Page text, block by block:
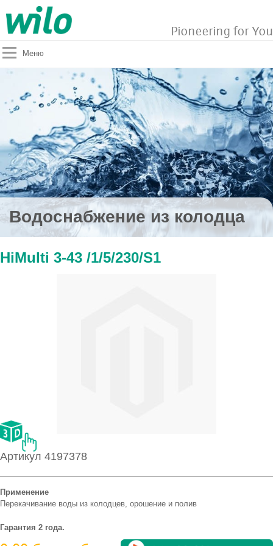
Pioneering for You
Меню
Водоснабжение из колодца
HiMulti 3-43 /1/5/230/S1
Артикул 4197378
Применение
Перекачивание воды из колодцев, орошение и полив
Гарантия 2 года.